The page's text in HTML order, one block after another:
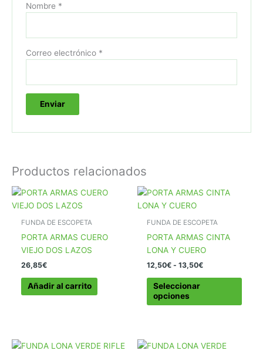
Nombre *
Correo electrónico *
Productos relacionados
FUNDA DE ESCOPETA
PORTA ARMAS CUERO
VIEJO DOS LAZOS
26,85€
Añadir al carrito
FUNDA DE ESCOPETA
PORTA ARMAS CINTA
LONA Y CUERO
12,50€ - 13,50€Rango
Seleccionar
opciones
Este
tiene